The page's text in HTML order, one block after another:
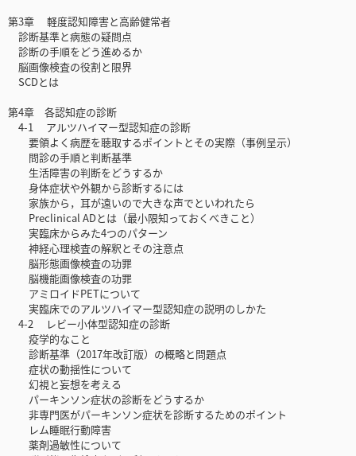
第3章 軽度認知障害と高齢健常者
診断基準と病態の疑問点
診断の手順をどう進めるか
脳画像検査の役割と限界
SCDとは
第4章 各認知症の診断
4-1 アルツハイマー型認知症の診断
要領よく病歴を聴取するポイントとその実際（事例呈示）
問診の手順と判断基準
生活障害の判断をどうするか
身体症状や外観から診断するには
家族から，耳が遠いので大きな声でといわれたら
Preclinical ADとは（最小限知っておくべきこと）
実臨床からみた4つのパターン
神経心理検査の解釈とその注意点
脳形態画像検査の功罪
脳機能画像検査の功罪
アミロイドPETについて
実臨床でのアルツハイマー型認知症の説明のしかた
4-2 レビー小体型認知症の診断
疫学的なこと
診断基準（2017年改訂版）の概略と問題点
症状の動揺性について
幻視と妄想を考える
パーキンソン症状の診断をどうするか
非専門医がパーキンソン症状を診断するためのポイント
レム睡眠行動障害
薬剤過敏性について